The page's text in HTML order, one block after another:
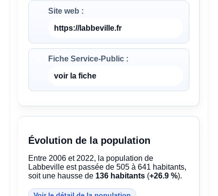
Site web :
https://labbeville.fr
Fiche Service-Public :
voir la fiche
Évolution de la population
Entre 2006 et 2022, la population de
Labbeville est passée de 505 à 641 habitants,
soit une hausse de 136 habitants (+26.9 %).